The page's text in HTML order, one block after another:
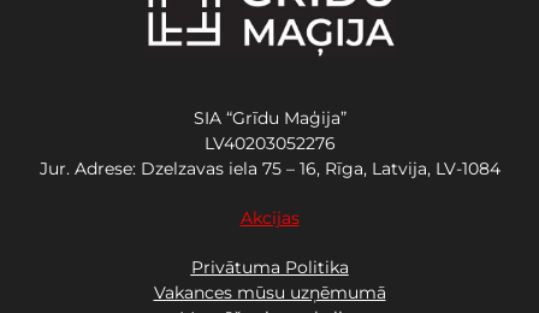
SIA “Grīdu Maģija”
LV40203052276
Jur. Adrese: Dzelzavas iela 75 – 16, Rīga, Latvija, LV-1084
Akcijas
Privātuma Politika
Vakances mūsu uzņēmumā